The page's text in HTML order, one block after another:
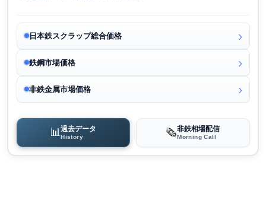
日本鉄スクラップ総合価格
鉄鋼市場価格
非鉄金属市場価格
📊過去データ
History 🗞️非鉄相場配信
Morning Call